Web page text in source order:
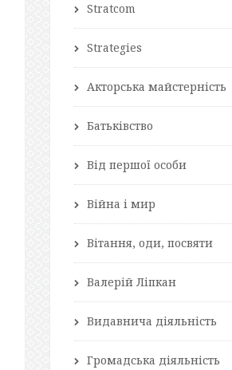
Stratcom
Strategies
Акторська майстерність
Батьківство
Від першої особи
Війна і мир
Вітання, оди, посвяти
Валерій Ліпкан
Видавнича діяльність
Громадська діяльність